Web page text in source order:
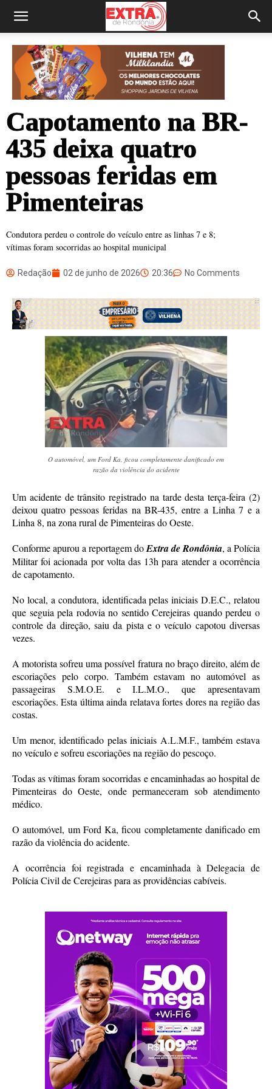
Capotamento na BR-
435 deixa quatro
pessoas feridas em
Pimenteiras
Condutora perdeu o controle do veículo entre as linhas 7 e 8;
vítimas foram socorridas ao hospital municipal
Redação 02 de junho de 2026 20:36 No Comments
O automóvel, um Ford Ka, ficou completamente danificado em
razão da violência do acidente
Um acidente de trânsito registrado na tarde desta terça-feira (2)
deixou quatro pessoas feridas na BR-435, entre a Linha 7 e a
Linha 8, na zona rural de Pimenteiras do Oeste.
Conforme apurou a reportagem doExtra de Rondônia, a Polícia
Militar foi acionada por volta das 13h para atender a ocorrência
de capotamento.
No local, a condutora, identificada pelas iniciais D.E.C., relatou
que seguia pela rodovia no sentido Cerejeiras quando perdeu o
controle da direção, saiu da pista e o veículo capotou diversas
vezes.
A motorista sofreu uma possível fratura no braço direito, além de
escoriações pelo corpo. Também estavam no automóvel as
passageiras S.M.O.E. e I.L.M.O., que apresentavam
escoriações. Esta última ainda relatava fortes dores na região das
costas.
Um menor, identificado pelas iniciais A.L.M.F., também estava
no veículo e sofreu escoriações na região do pescoço.
Todas as vítimas foram socorridas e encaminhadas ao hospital de
Pimenteiras do Oeste, onde permaneceram sob atendimento
médico.
O automóvel, um Ford Ka, ficou completamente danificado em
razão da violência do acidente.
A ocorrência foi registrada e encaminhada à Delegacia de
Polícia Civil de Cerejeiras para as providências cabíveis.